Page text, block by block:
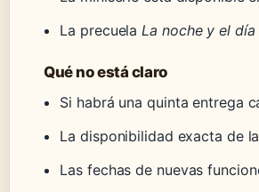
La precuela La noche y el día
Qué no está claro
Si habrá una quinta entrega
La disponibilidad exacta de
Las fechas de nuevas